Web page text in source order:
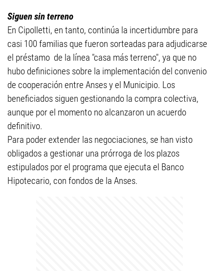
Siguen sin terreno
En Cipolletti, en tanto, continúa la incertidumbre para
casi 100 familias que fueron sorteadas para adjudicarse
el préstamo de la línea "casa más terreno", ya que no
hubo definiciones sobre la implementación del convenio
de cooperación entre Anses y el Municipio. Los
beneficiados siguen gestionando la compra colectiva,
aunque por el momento no alcanzaron un acuerdo
definitivo.
Para poder extender las negociaciones, se han visto
obligados a gestionar una prórroga de los plazos
estipulados por el programa que ejecuta el Banco
Hipotecario, con fondos de la Anses.